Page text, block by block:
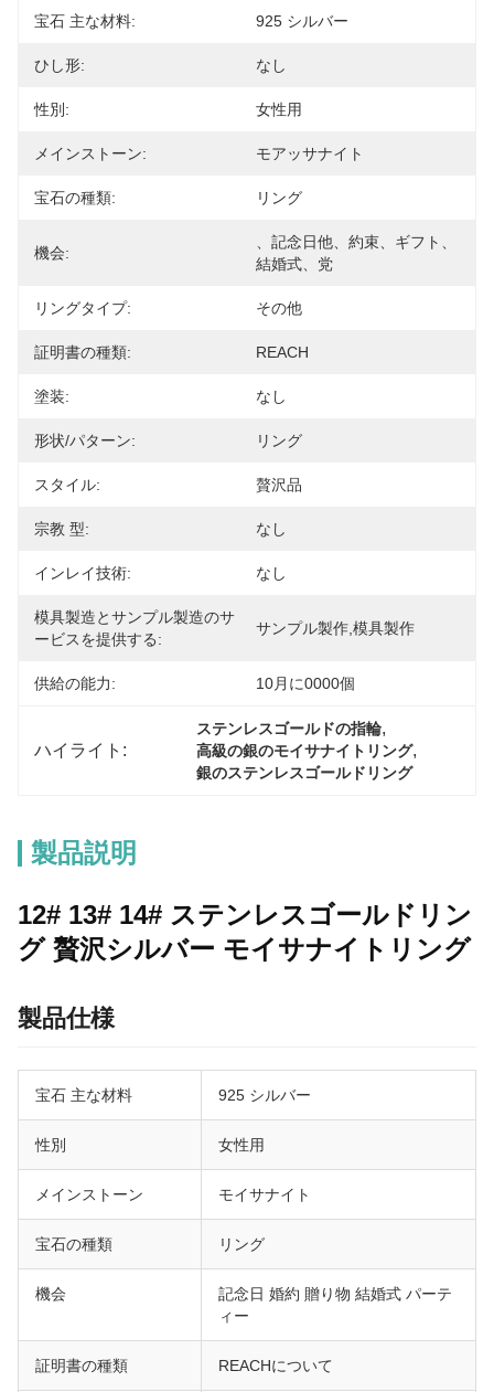
宝石 主な材料: 925 シルバー
ひし形: なし
性別: 女性用
メインストーン: モアッサナイト
宝石の種類: リング
機会:
、記念日他、約束、ギフト、
結婚式、党
リングタイプ: その他
証明書の種類: REACH
塗装: なし
形状/パターン: リング
スタイル: 贅沢品
宗教 型: なし
インレイ技術: なし
模具製造とサンプル製造のサ
ービスを提供する:
サンプル製作,模具製作
供給の能力: 10月に0000個
ハイライト:
ステンレスゴールドの指輪,
高級の銀のモイサナイトリング,
銀のステンレスゴールドリング
製品説明
12# 13# 14# ステンレスゴールドリン
グ 贅沢シルバー モイサナイトリング
製品仕様
宝石 主な材料 925 シルバー
性別 女性用
メインストーン モイサナイト
宝石の種類 リング
機会
記念日 婚約 贈り物 結婚式 パーテ
ィー
証明書の種類 REACHについて